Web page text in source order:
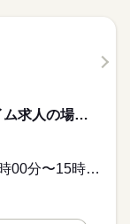
253,000円〜310,000円 ※フルタイム求人の場合は月額（換算額）、パート求人の場合は時間額を表示しています。
フレックスタイム制 就業時間１ 6時00分〜15時00分 就業時間２ 8時00分〜17時00分 就業時間３ 9時00分〜18時00分 就業時間に関する特記事項 時計修理技術者はフレックスタイム制を取っており、入居ビルの入